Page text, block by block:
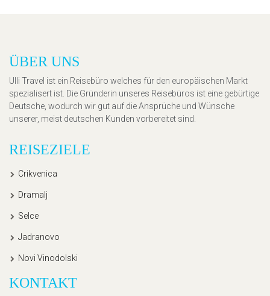
ÜBER UNS
Ulli Travel ist ein Reisebüro welches für den europäischen Markt
spezialisert ist. Die Gründerin unseres Reisebüros ist eine gebürtige
Deutsche, wodurch wir gut auf die Ansprüche und Wünsche
unserer, meist deutschen Kunden vorbereitet sind.
REISEZIELE
Crikvenica
Dramalj
Selce
Jadranovo
Novi Vinodolski
KONTAKT